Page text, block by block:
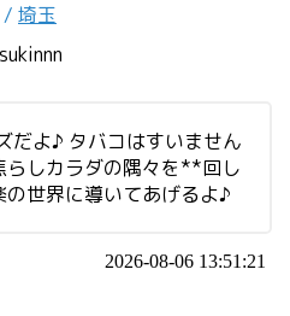
/ 埼玉
よ♪ タバコはすいません
らしカラダの隅々を**回し
世界に導いてあげるよ♪
2026-08-06 13:51:21